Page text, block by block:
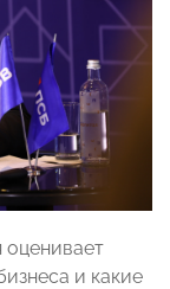
и какие